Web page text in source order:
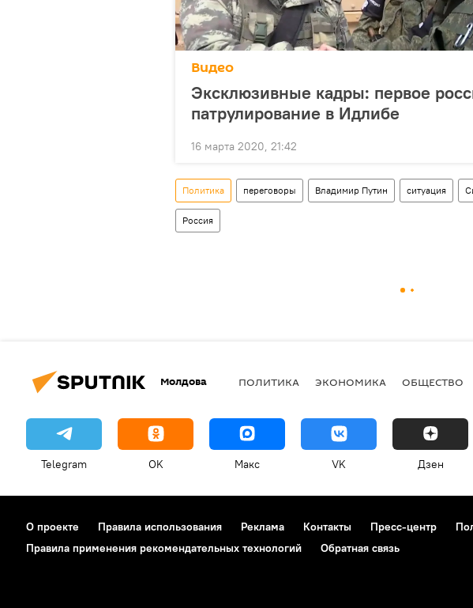
Видео
Эксклюзивные кадры: первое
патрулирование в Идлибе
16 марта 2020, 21:42
Политика переговоры Владимир Путин ситуация
Россия
Молдова ПОЛИТИКА ЭКОНОМИКА ОБЩЕСТВО
Telegram OK Макс VK Дзен
О проекте Правила использования Реклама Контакты Пресс-центр
Правила применения рекомендательных технологий
Обратная связь